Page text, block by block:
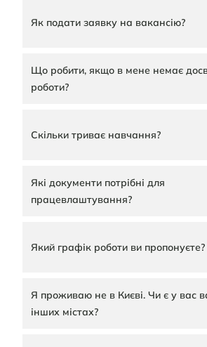
Як подати заявку на вакансію?
Що робити, якщо в мене немає
роботи?
Скільки триває навчання?
Які документи потрібні для
працевлаштування?
Який графік роботи ви пропонуєте?
Я проживаю не в Києві. Чи є у вас
інших містах?